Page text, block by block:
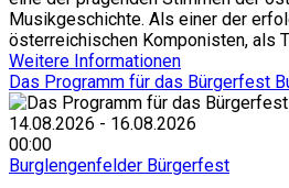
Musikgeschichte. Als einer der
österreichischen Komponisten, als
Weitere Informationen
Das Programm für das Bürgerfest
14.08.2026 - 16.08.2026
00:00
Burglengenfelder Bürgerfest